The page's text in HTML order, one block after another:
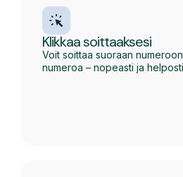
Klikkaa soittaaksesi
Voit soittaa suoraan
numeroa – nopeasti ja